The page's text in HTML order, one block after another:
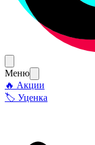
Меню
🔥 Акции
🏷 Уценка